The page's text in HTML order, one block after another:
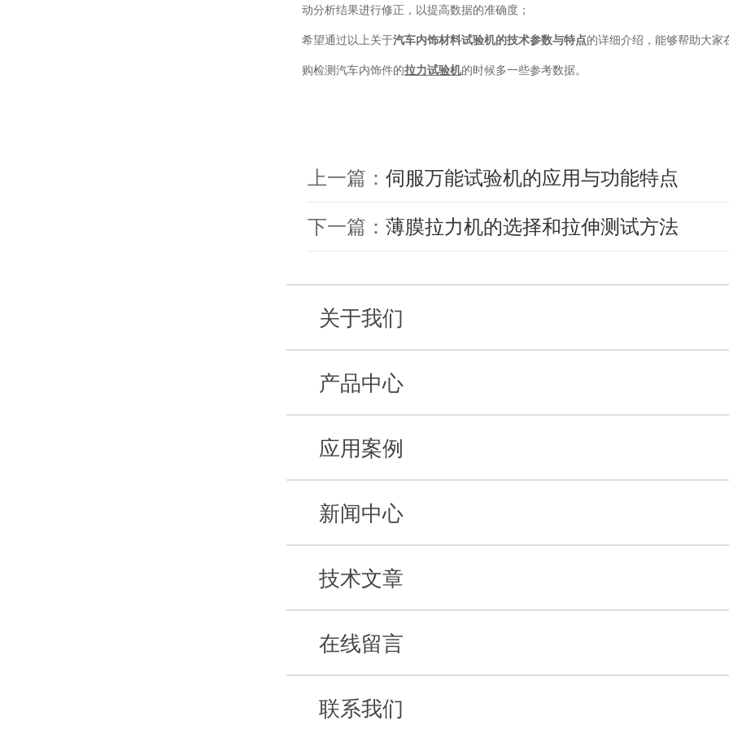
动分析结果进行修正，以提高数据的准确度；
希望通过以上关于汽车内饰材料试验机的技术参数与特点的详细介绍，能够帮助大家
购检测汽车内饰件的拉力试验机的时候多一些参考数据。
上一篇： 伺服万能试验机的应用与功能特点
下一篇： 薄膜拉力机的选择和拉伸测试方法
关于我们
产品中心
应用案例
新闻中心
技术文章
在线留言
联系我们